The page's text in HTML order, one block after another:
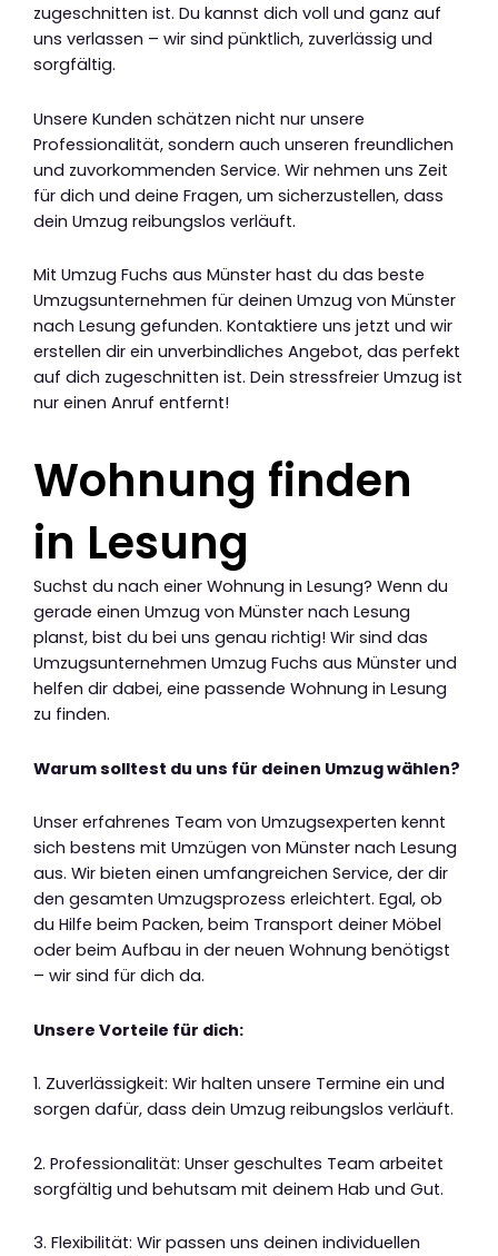
zugeschnitten ist. Du kannst dich voll und ganz auf
uns verlassen – wir sind pünktlich, zuverlässig und
sorgfältig.
Unsere Kunden schätzen nicht nur unsere
Professionalität, sondern auch unseren freundlichen
und zuvorkommenden Service. Wir nehmen uns Zeit
für dich und deine Fragen, um sicherzustellen, dass
dein Umzug reibungslos verläuft.
Mit Umzug Fuchs aus Münster hast du das beste
Umzugsunternehmen für deinen Umzug von Münster
nach Lesung gefunden. Kontaktiere uns jetzt und wir
erstellen dir ein unverbindliches Angebot, das perfekt
auf dich zugeschnitten ist. Dein stressfreier Umzug ist
nur einen Anruf entfernt!
Wohnung finden
in Lesung
Suchst du nach einer Wohnung in Lesung? Wenn du
gerade einen Umzug von Münster nach Lesung
planst, bist du bei uns genau richtig! Wir sind das
Umzugsunternehmen Umzug Fuchs aus Münster und
helfen dir dabei, eine passende Wohnung in Lesung
zu finden.
Warum solltest du uns für deinen Umzug wählen?
Unser erfahrenes Team von Umzugsexperten kennt
sich bestens mit Umzügen von Münster nach Lesung
aus. Wir bieten einen umfangreichen Service, der dir
den gesamten Umzugsprozess erleichtert. Egal, ob
du Hilfe beim Packen, beim Transport deiner Möbel
oder beim Aufbau in der neuen Wohnung benötigst
– wir sind für dich da.
Unsere Vorteile für dich:
1. Zuverlässigkeit: Wir halten unsere Termine ein und
sorgen dafür, dass dein Umzug reibungslos verläuft.
2. Professionalität: Unser geschultes Team arbeitet
sorgfältig und behutsam mit deinem Hab und Gut.
3. Flexibilität: Wir passen uns deinen individuellen